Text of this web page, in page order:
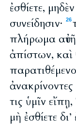
ἐσθίετε,
συνείδησιν·
26
πλήρωμα
ἀπίστων, καὶ
τις ὑμῖν
μὴ ἐσθίετε